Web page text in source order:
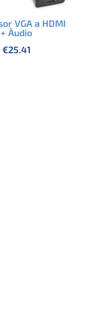
VGA a HDMI
+ Àudio
€25.41